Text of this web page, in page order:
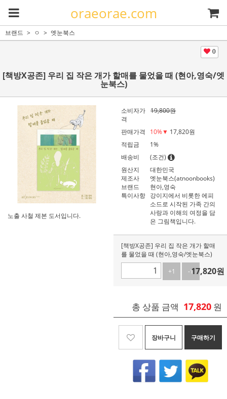
oraeorae.com
브랜드 ㅇ 엣눈북스
0
[책방X공존] 우리 집 작은 개가 할매를 물었을 때 (현아,영숙/엣
눈북스)
노출 사철 제본 도서입니다.
소비자가
격
19,800원
판매가격 10%▼ 17,820원
적립금
1%
배송비
(조건)
원산지
대한민국
제조사
엣눈북스(atnoonbooks)
브랜드
현아,영숙
특이사항 강이지에서 비롯한 에피
소드로 시작된 가족 간의
사랑과 이해의 여정을 담
은 그림책입니다.
[책방X공존] 우리 집 작은 개가 할매
를 물었을 때 (현아,영숙/엣눈북스)
+1
-117,820원
총 상품 금액 17,820 원
장바구니 구매하기